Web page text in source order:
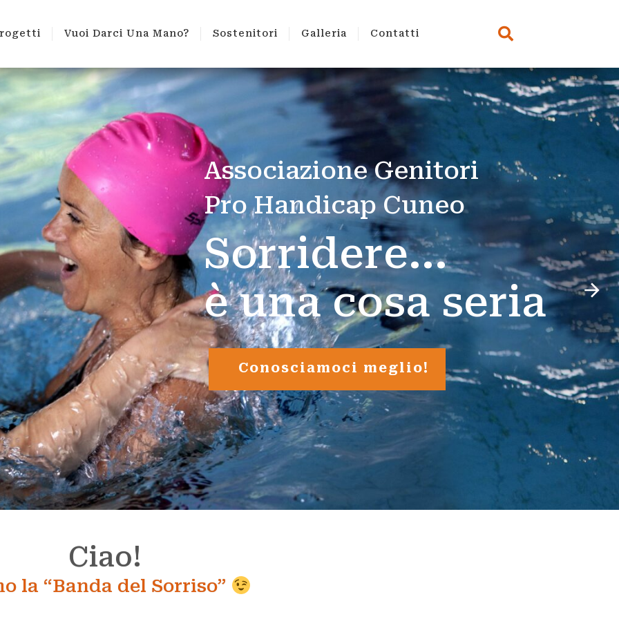
Vuoi Darci Una Mano? Sostenitori Galleria Contatti
Associazione Genitori
Pro Handicap Cuneo
Sorridere...
è una cosa seria
Conosciamoci meglio!
Ciao!
la “Banda del Sorriso”